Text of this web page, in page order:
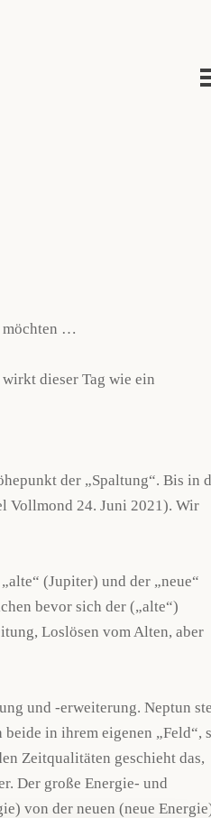
möchten …
dieser Tag wie ein
der „Spaltung“. Bis in
Vollmond 24. Juni 2021). Wir
(Jupiter) und der „neue“
bevor sich der („alte“)
Loslösen vom Alten, aber
und -erweiterung. Neptun
in ihrem eigenen „Feld“,
Zeitqualitäten geschieht das,
Der große Energie- und
von der neuen (neue